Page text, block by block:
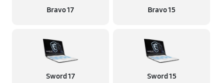
Bravo 17 Bravo 15
Sword 17 Sword 15